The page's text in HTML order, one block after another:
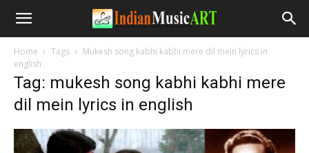
Home Tags
Mukesh song kabhi kabhi mere dil mein lyrics in
english
Tag: mukesh song kabhi kabhi mere
dil mein lyrics in english